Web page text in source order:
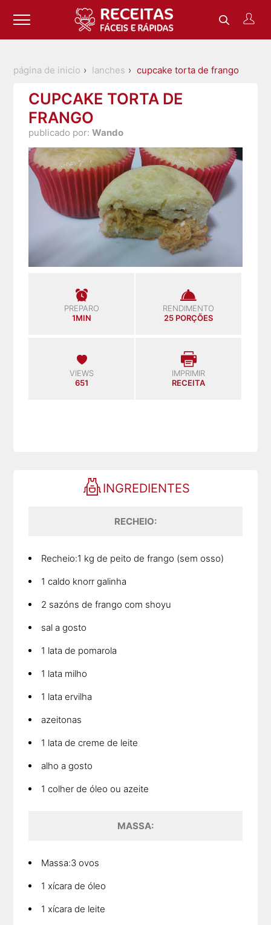
página de inicio lanches cupcake torta de frango
CUPCAKE TORTA DE
FRANGO
publicado por:Wando
PREPARO
1MIN
RENDIMENTO
25 PORÇÕES
VIEWS
651
IMPRIMIR
RECEITA
INGREDIENTES
RECHEIO:
Recheio:1 kg de peito de frango (sem osso)
1 caldo knorr galinha
2 sazóns de frango com shoyu
sal a gosto
1 lata de pomarola
1 lata milho
1 lata ervilha
azeitonas
1 lata de creme de leite
alho a gosto
1 colher de óleo ou azeite
MASSA:
Massa:3 ovos
1 xícara de óleo
1 xícara de leite